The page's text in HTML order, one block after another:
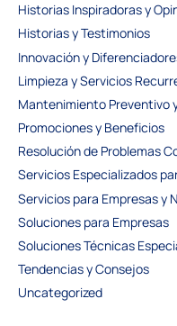
Historias Inspiradoras y
Historias y Testimonios
Innovación y
Limpieza y Servicios
Mantenimiento Preventivo
Promociones y Beneficios
Resolución de Problemas
Servicios Especializados
Servicios para Empresas y
Soluciones para Empresas
Soluciones Técnicas
Tendencias y Consejos
Uncategorized